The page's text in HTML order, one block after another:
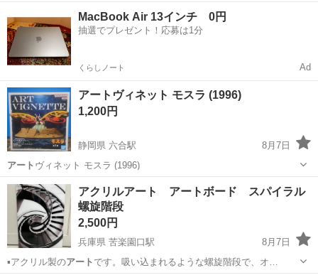
ク トラブル
MacBook Air 13インチ 0円
抽選でプレゼント！応募は1分
くらしノート Ad
アートヴィネット モスラ (1996)
1,200円
静岡県 六合駅
8月7日
アート ヴィネット モスラ (1996)
静岡 島田市 六合駅 フィギュア
アクリルアート アートボード スパイラル
螺旋階段
2,500円
兵庫県 苦楽園口駅
8月7日
▪️アクリル製のアート です。吸い込まれるような螺旋階段で、オ…